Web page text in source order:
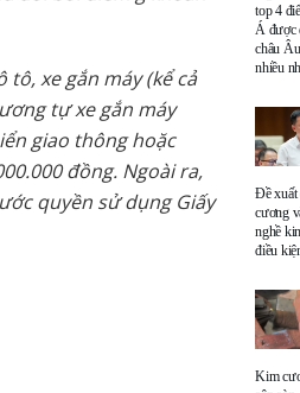
xe gắn máy (kể cả
tự xe gắn máy
giao thông hoặc
đồng. Ngoài ra,
quyền sử dụng Giấy
top 4
Á được
châu
nhiều
Đề xuất
cương
nghề
điều
Kim